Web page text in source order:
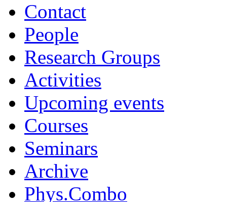
Contact
People
Research Groups
Activities
Upcoming events
Courses
Seminars
Archive
Phys.Combo